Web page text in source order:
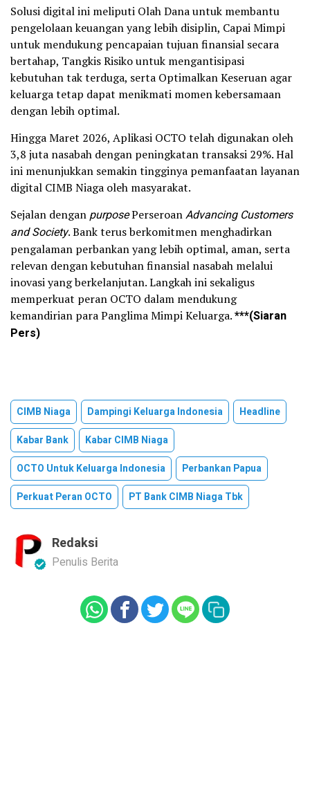
Solusi digital ini meliputi Olah Dana untuk membantu
pengelolaan keuangan yang lebih disiplin, Capai Mimpi
untuk mendukung pencapaian tujuan finansial secara
bertahap, Tangkis Risiko untuk mengantisipasi
kebutuhan tak terduga, serta Optimalkan Keseruan agar
keluarga tetap dapat menikmati momen kebersamaan
dengan lebih optimal.
Hingga Maret 2026, Aplikasi OCTO telah digunakan oleh
3,8 juta nasabah dengan peningkatan transaksi 29%. Hal
ini menunjukkan semakin tingginya pemanfaatan layanan
digital CIMB Niaga oleh masyarakat.
Sejalan dengan purposePerseroanAdvancing Customers
and Society. Bank terus berkomitmen menghadirkan
pengalaman perbankan yang lebih optimal, aman, serta
relevan dengan kebutuhan finansial nasabah melalui
inovasi yang berkelanjutan. Langkah ini sekaligus
memperkuat peran OCTO dalam mendukung
kemandirian para Panglima Mimpi Keluarga.***(Siaran
Pers)
CIMB Niaga Dampingi Keluarga Indonesia
Headline
Kabar Bank
Kabar CIMB Niaga
OCTO Untuk Keluarga Indonesia
Perbankan Papua
Perkuat Peran OCTO
PT Bank CIMB Niaga Tbk
Redaksi
Penulis Berita